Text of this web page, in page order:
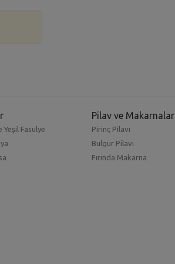
Yeşil Fasulye
Pilav ve Makarnalar
Pirinç Pilavı
Bulgur Pilavı
Fırında Makarna